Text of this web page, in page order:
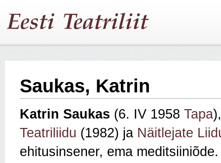
Saukas, Katrin
Katrin Saukas (6. IV 1958 Tapa
Teatriliidu (1982) ja Näitlejate
ehitusinsener, ema meditsiiniõde.